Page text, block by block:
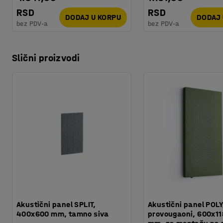
RSD
bez PDV-a
DODAJ U KORPU
RSD
bez PDV-a
DODAJ
Slični proizvodi
Akustični panel SPLIT,
400x600 mm, tamno siva
Akustični panel
provougaoni,